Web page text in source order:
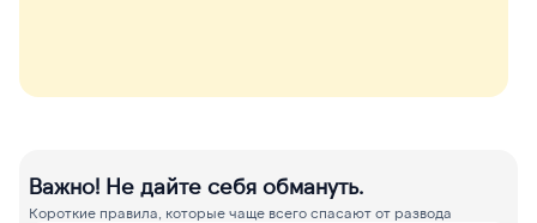
Важно! Не дайте себя обмануть.
Короткие правила, которые чаще всего спасают от развода